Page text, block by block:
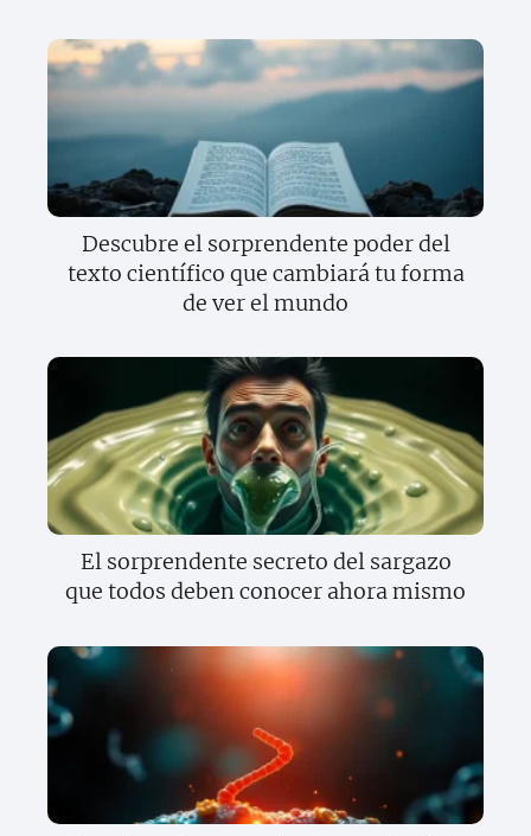
Descubre el sorprendente poder del
texto científico que cambiará tu forma
de ver el mundo
El sorprendente secreto del sargazo
que todos deben conocer ahora mismo